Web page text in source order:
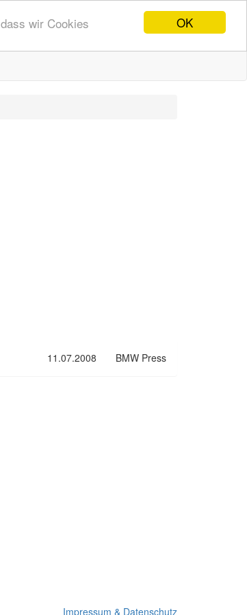
OK
wir Cookies
11.07.2008 BMW Press
Impressum & Datenschutz